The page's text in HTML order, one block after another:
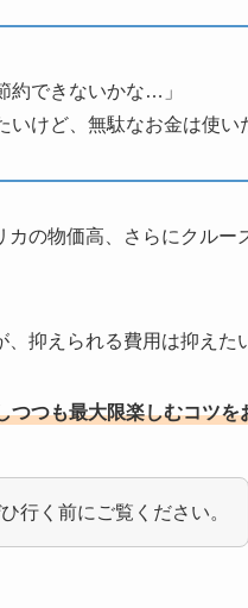
約できないかな…」
けど、無駄なお金は使い
の物価高、さらにクルー
抑えられる費用は抑えた
つつも最大限楽しむコツを
行く前にご覧ください。